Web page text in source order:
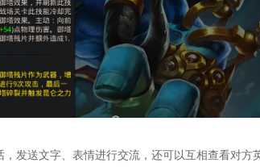
发送文字、表情进行交流，还可以互相查看对方